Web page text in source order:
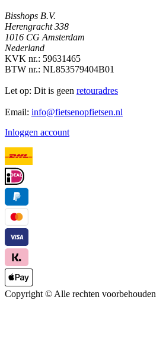
Bisshops B.V.
Herengracht 338
1016 CG Amsterdam
Nederland
KVK nr.: 59631465
BTW nr.: NL853579404B01
Let op: Dit is geen retouradres
Email: info@fietsenopfietsen.nl
Inloggen account
Copyright © Alle rechten voorbehouden